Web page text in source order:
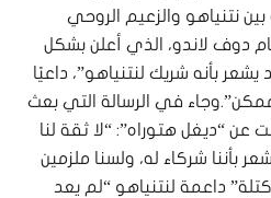
نتنياهو والزعيم الروحي
دوف لاندو، الذي أعلن بشكل
بأنه شريك لنتنياهو”، داعيًا
في الرسالة التي بعث
عن “ديغل هتوراه”: “لا ثقة لنا
بأننا شركاء له، ولسنا ملزمين
داعمة لنتنياهو “لم يعد